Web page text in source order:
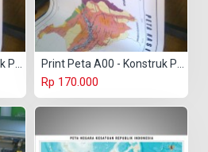
Rp 170.000